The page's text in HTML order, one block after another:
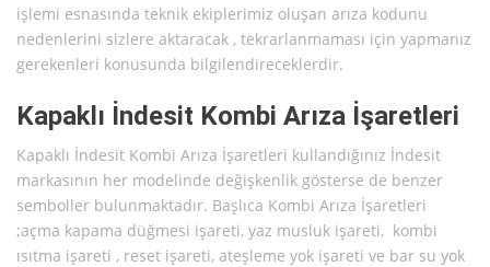
işlemi esnasında teknik ekiplerimiz oluşan arıza kodunu
nedenlerini sizlere aktaracak , tekrarlanmaması için yapmanız
gerekenleri konusunda bilgilendireceklerdir.
Kapaklı İndesit Kombi Arıza İşaretleri
Kapaklı İndesit Kombi Arıza İşaretleri kullandığınız İndesit
markasının her modelinde değişkenlik gösterse de benzer
semboller bulunmaktadır. Başlıca Kombi Arıza İşaretleri
;açma kapama düğmesi işareti, yaz musluk işareti, kombi
ısıtma işareti , reset işareti, ateşleme yok işareti ve bar su yok